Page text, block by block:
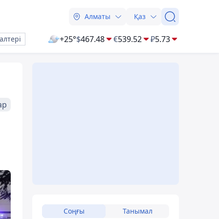
Алматы Қаз
+25°$467.48 €539.52 ₽5.73
Соңғы Танымал